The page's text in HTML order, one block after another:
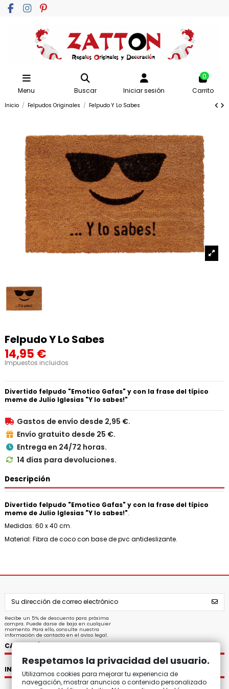
Menu Buscar Iniciar sesión
0
Carrito
Inicio Felpudos Originales Felpudo Y Lo Sabes
Felpudo Y Lo Sabes
14,95 €
Impuestos incluidos
Divertido felpudo "Emotico Gafas" y con la frase del típico
meme de Julio Iglesias "Y lo sabes!"
 Gastos de envío desde 2,95 €.
 Envío gratuito desde 25 €.
 Entrega en 24/72 horas.
 14 días para devoluciones.
Descripción
Divertido felpudo "Emotico Gafas" y con la frase del típico
meme de Julio Iglesias "Y lo sabes!".
Medidas: 60 x 40 cm.
Material: Fibra de coco con base de pvc antideslizante.
Recibe un 5% de descuento para próxima
compra. Puede darse de baja en cualquier
momento. Para ello, consulte nuestra
información de contacto en el aviso legal.
CATEGORÍAS
INFORMACIÓN
Respetamos la privacidad del usuario.
Utilizamos cookies para mejorar tu experiencia de
navegación, mostrar anuncios o contenido personalizado